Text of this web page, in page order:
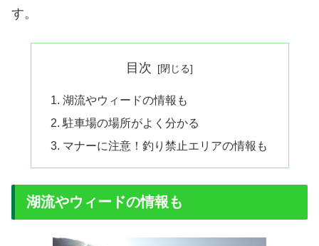
す。
目次
湖流やウィードの情報も
駐車場の場所がよく分かる
マナーに注意！釣り禁止エリアの情報も
湖流やウィードの情報も